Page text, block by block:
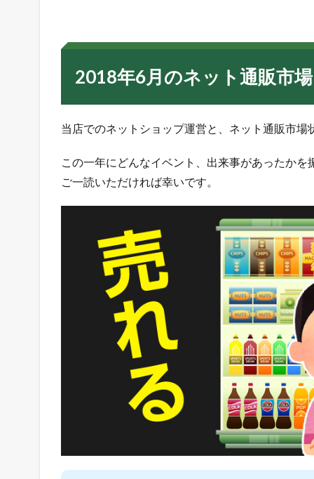
ネ
通
場
、
舗
運
営
を
振
2018年6月のネット通販市
当店でのネットショップ運営と、ネット通販市場
この一年にどんなイベント、出来事があったか
ご一読いただければ幸いです。